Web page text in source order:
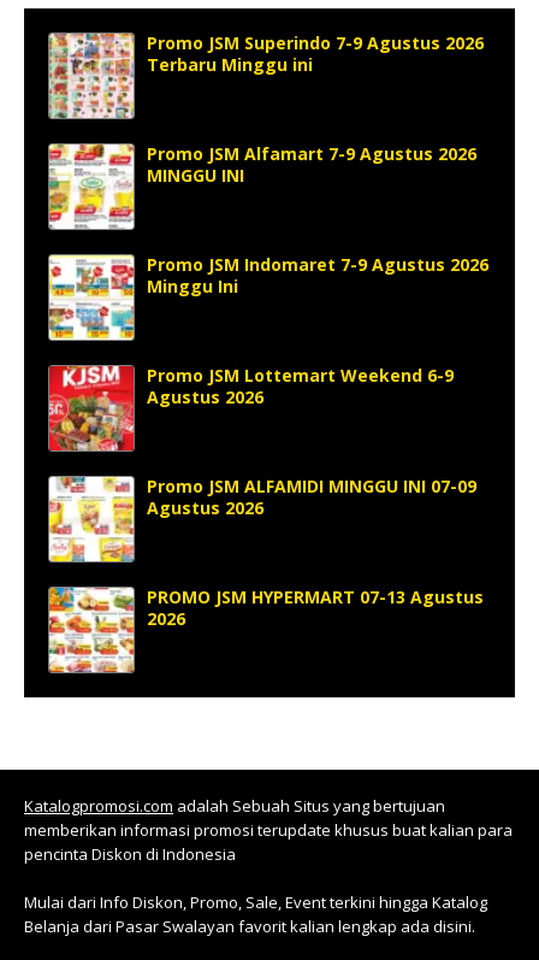
Promo JSM Superindo 7-9 Agustus 2026
Terbaru Minggu ini
Promo JSM Alfamart 7-9 Agustus 2026
MINGGU INI
Promo JSM Indomaret 7-9 Agustus 2026
Minggu Ini
Promo JSM Lottemart Weekend 6-9
Agustus 2026
Promo JSM ALFAMIDI MINGGU INI 07-09
Agustus 2026
PROMO JSM HYPERMART 07-13 Agustus
2026
Katalogpromosi.com adalah Sebuah Situs yang bertujuan
memberikan informasi promosi terupdate khusus buat kalian para
pencinta Diskon di Indonesia
Mulai dari Info Diskon, Promo, Sale, Event terkini hingga Katalog
Belanja dari Pasar Swalayan favorit kalian lengkap ada disini.